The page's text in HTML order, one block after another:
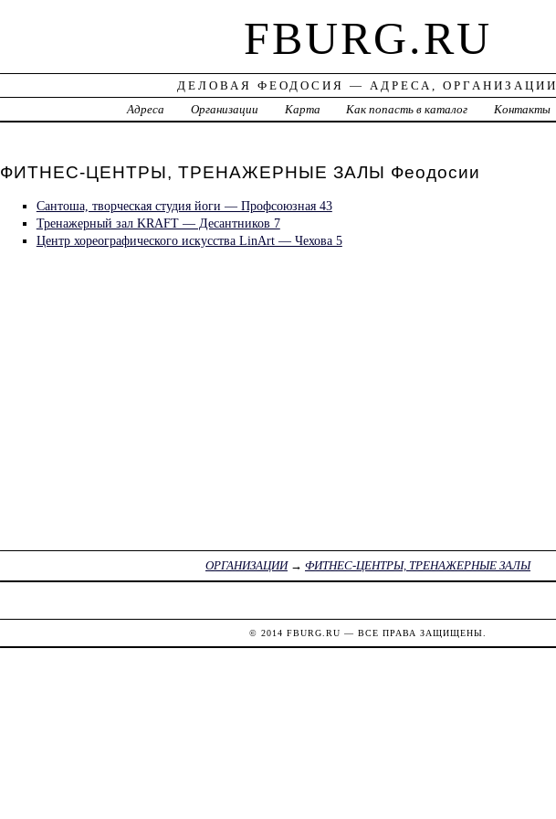
FBURG.RU
ДЕЛОВАЯ ФЕОДОСИЯ — АДРЕСА, ОРГАНИЗАЦИИ
Адреса
Организации Карта Как попасть в каталог Контакты
ФИТНЕС-ЦЕНТРЫ, ТРЕНАЖЕРНЫЕ ЗАЛЫ Феодосии
Сантоша, творческая студия йоги — Профсоюзная 43
Тренажерный зал KRAFT — Десантников 7
Центр хореографического искусства LinArt — Чехова 5
ОРГАНИЗАЦИИ→ ФИТНЕС-ЦЕНТРЫ, ТРЕНАЖЕРНЫЕ ЗАЛЫ
© 2014 FBURG.RU — ВСЕ ПРАВА ЗАЩИЩЕНЫ.